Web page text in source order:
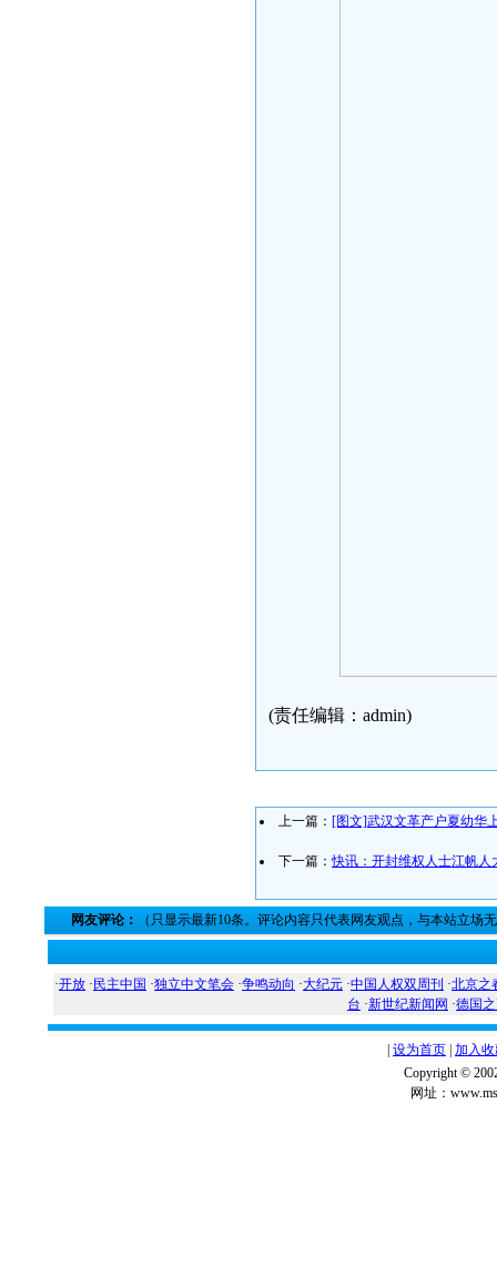
(责任编辑：admin)
上一篇： [图文]武汉文革产户夏幼华
下一篇：快讯：开封维权人士江帆人
网友评论： （只显示最新10条。评论内容只代表网友观点，与本站立场
·开放 · 民主中国 ·独立中文笔会 ·争鸣动向 ·大纪元 ·中国人权双周刊 ·北京之
台 ·新世纪新闻网 ·德国
设为首页 加入
Copyright ©
网址：